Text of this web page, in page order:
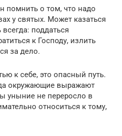
помнить о том, что надо
у святых. Может казаться
поддаться
к Господу, излить
за дело.
к себе, это опасный путь.
окружающие выражают
уныние не переросло в
относиться к тому,